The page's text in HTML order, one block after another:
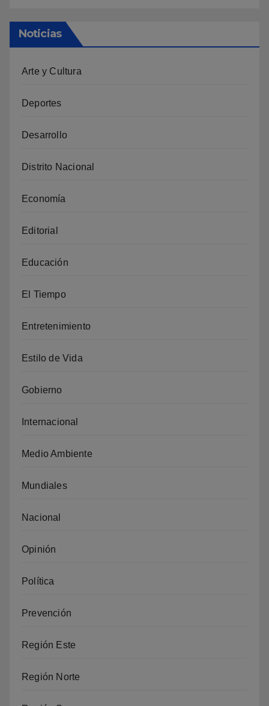
Noticias
Arte y Cultura
Deportes
Desarrollo
Distrito Nacional
Economía
Editorial
Educación
El Tiempo
Entretenimiento
Estilo de Vida
Gobierno
Internacional
Medio Ambiente
Mundiales
Nacional
Opinión
Política
Prevención
Región Este
Región Norte